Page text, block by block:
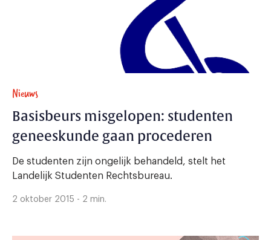
Nieuws
Basisbeurs misgelopen: studenten
geneeskunde gaan procederen
De studenten zijn ongelijk behandeld, stelt het
Landelijk Studenten Rechtsbureau.
2 oktober 2015 - 2 min.